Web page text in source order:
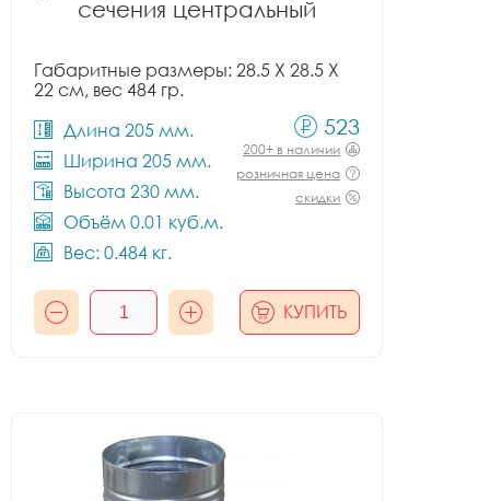
сечения центральный
Габаритные размеры: 28.5 X 28.5 X
22 см, вес 484 гр.
Длина 205 мм.
Ширина 205 мм.
Высота 230 мм.
Объём 0.01 куб.м.
Вес: 0.484 кг.
523
200+ в наличии
розничная цена
скидки
КУПИТЬ